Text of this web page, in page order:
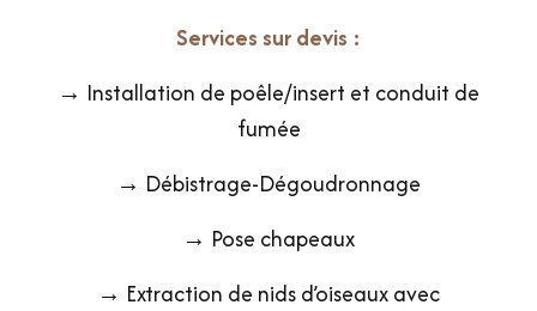
Services sur devis :
→ Installation de poêle/insert et conduit de
fumée
→ Débistrage-Dégoudronnage
→ Pose chapeaux
→ Extraction de nids d’oiseaux avec